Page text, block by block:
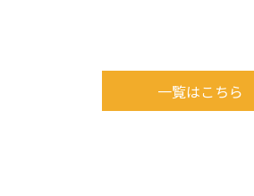
一覧はこちら